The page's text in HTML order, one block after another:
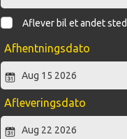
Aflever bil et andet sted
Afhentningsdato
Afleveringsdato